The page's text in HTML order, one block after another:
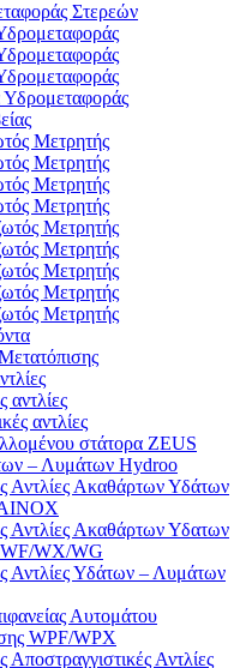
Στερεών
Μετρητής
Μετρητής
Μετρητής
Μετρητής
Μετρητής
Μετρητής
Μετρητής
Μετρητής
Μετρητής
αντλίες
αντλίες
στάτορα ZEUS
– Λυμάτων Hydroo
Αντλίες Ακαθάρτων Υδάτων
Αντλίες Ακαθάρτων Υδατων
WX/WG
Αντλίες Υδάτων – Λυμάτων
Αυτομάτου
WPF/WPX
Αποστραγγιστικές Αντλίες